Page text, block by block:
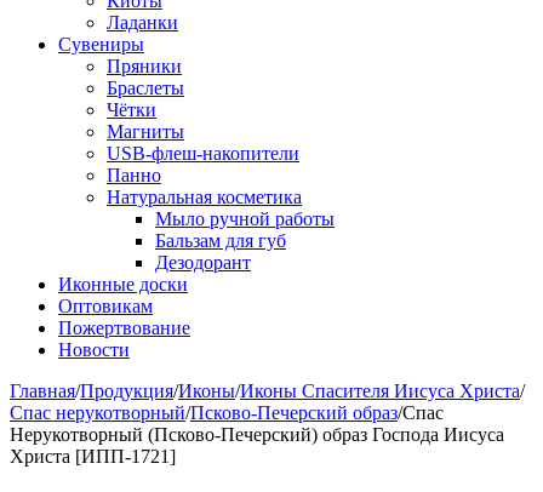
Ладанки
Сувениры
Пряники
Браслеты
Чётки
Магниты
USB-флеш-накопители
Панно
Натуральная косметика
Мыло ручной работы
Бальзам для губ
Дезодорант
Иконные доски
Оптовикам
Пожертвование
Новости
Главная/Продукция/Иконы/Иконы Спасителя Иисуса Христа/
Спас нерукотворный/Псково-Печерский образ/Спас
Нерукотворный (Псково-Печерский) образ Господа Иисуса
Христа [ИПП-1721]